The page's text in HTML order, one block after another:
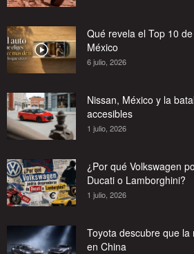
Qué revela el Top 10
México
6 julio, 2026
Nissan, México y la
accesibles
1 julio, 2026
¿Por qué Volkswagen
Ducati o Lamborghini?
1 julio, 2026
Toyota descubre que
en China